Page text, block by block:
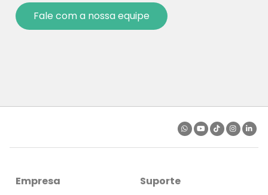
Fale com a nossa equipe
Empresa Suporte